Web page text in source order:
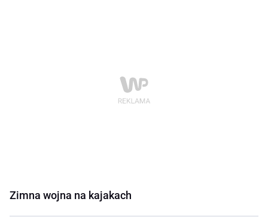
Zimna wojna na kajakach